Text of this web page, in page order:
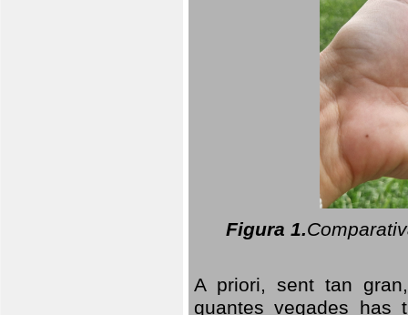
Figura 1.
A priori, sent tan
quantes vegades has